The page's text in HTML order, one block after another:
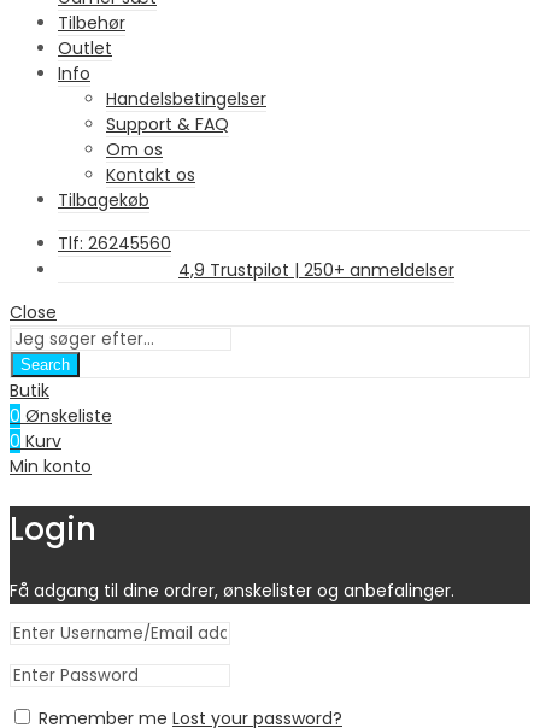
Tilbehør
Outlet
Info
Handelsbetingelser
Support & FAQ
Om os
Kontakt os
Tilbagekøb
Tlf: 26245560
4,9 Trustpilot | 250+ anmeldelser
Close
Search
Butik
0 Ønskeliste
0 Kurv
Min konto
Login
Få adgang til dine ordrer, ønskelister og anbefalinger.
Remember me Lost your password?